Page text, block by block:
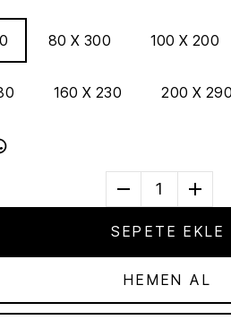
80 X 300 100 X 200
160 X 230 200 X 290
1
SEPETE EKLE
HEMEN AL